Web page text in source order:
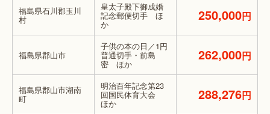
福島県石川郡玉川
村
皇太子殿下御成婚
記念郵便切手 ほ
か
250,000円
福島県郡山市
子供の本の日／1円
普通切手・前島
密 ほか
262,000円
福島県郡山市湖南
町
明治百年記念第23
回国民体育大会
ほか
288,276円